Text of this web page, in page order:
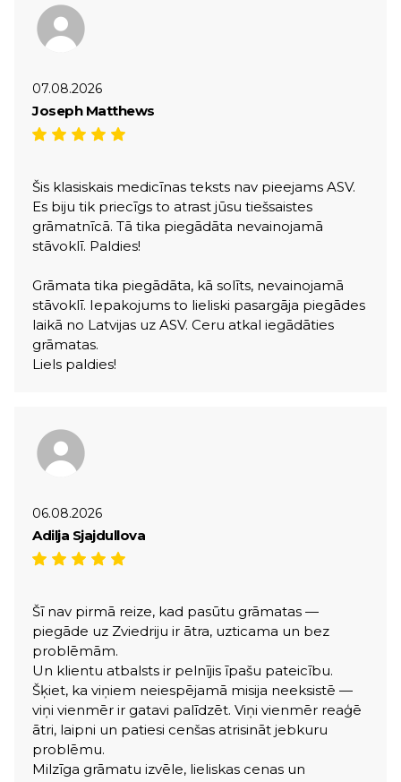
07.08.2026
Joseph Matthews
Šis klasiskais medicīnas teksts nav pieejams ASV.
Es biju tik priecīgs to atrast jūsu tiešsaistes
grāmatnīcā. Tā tika piegādāta nevainojamā
stāvoklī. Paldies!
Grāmata tika piegādāta, kā solīts, nevainojamā
stāvoklī. Iepakojums to lieliski pasargāja piegādes
laikā no Latvijas uz ASV. Ceru atkal iegādāties
grāmatas.
Liels paldies!
06.08.2026
Adilja Sjajdullova
Šī nav pirmā reize, kad pasūtu grāmatas —
piegāde uz Zviedriju ir ātra, uzticama un bez
problēmām.
Un klientu atbalsts ir pelnījis īpašu pateicību.
Šķiet, ka viņiem neiespējamā misija neeksistē —
viņi vienmēr ir gatavi palīdzēt. Viņi vienmēr reaģē
ātri, laipni un patiesi cenšas atrisināt jebkuru
problēmu.
Milzīga grāmatu izvēle, lieliskas cenas un